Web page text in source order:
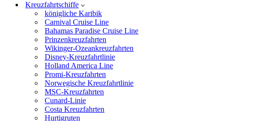
Kreuzfahrtschiffe
königliche Karibik
Carnival Cruise Line
Bahamas Paradise Cruise Line
Prinzenkreuzfahrten
Wikinger-Ozeankreuzfahrten
Disney-Kreuzfahrtlinie
Holland America Line
Promi-Kreuzfahrten
Norwegische Kreuzfahrtlinie
MSC-Kreuzfahrten
Cunard-Linie
Costa Kreuzfahrten
Hurtigruten